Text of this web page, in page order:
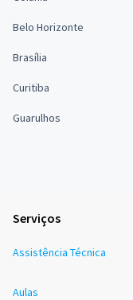
Belo Horizonte
Brasília
Curitiba
Guarulhos
Serviços
Assistência Técnica
Aulas